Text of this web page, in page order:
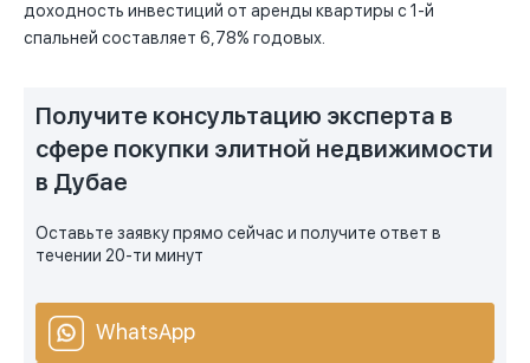
доходность инвестиций от аренды квартиры с 1-й
спальней составляет 6,78% годовых.
Получите консультацию эксперта в
сфере покупки элитной недвижимости
в Дубае
Оставьте заявку прямо сейчас и получите ответ в
течении 20-ти минут
WhatsApp